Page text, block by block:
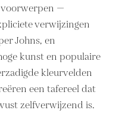
voorwerpen —
verwijzingen
Johns, en
kunst en populaire
kleurvelden
een tafereel dat
zelfverwijzend is.